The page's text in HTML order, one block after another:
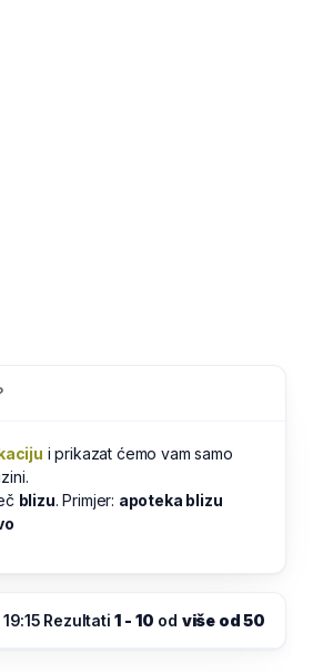
i prikazat ćemo vam samo
blizu. Primjer: apoteka blizu
Rezultati1 - 10 od više od 50